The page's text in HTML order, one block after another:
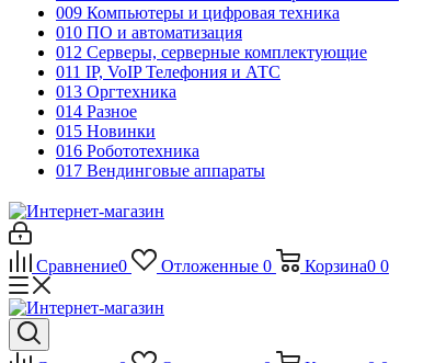
009 Компьютеры и цифровая техника
010 ПО и автоматизация
012 Серверы, серверные комплектующие
011 IP, VoIP Телефония и АТС
013 Оргтехника
014 Разное
015 Новинки
016 Робототехника
017 Вендинговые аппараты
Сравнение0 Отложенные 0 Корзина0 0